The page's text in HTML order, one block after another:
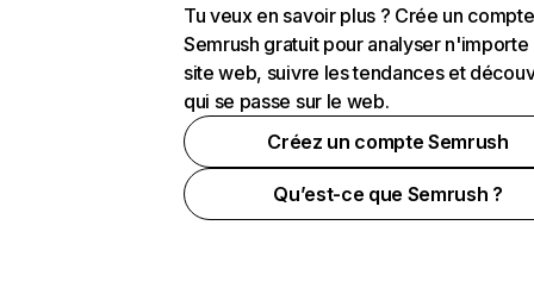
Tu veux en savoir plus ? Crée un compte
Semrush gratuit pour analyser n'importe
site web, suivre les tendances et
qui se passe sur le web.
Créez un compte Semrush
Qu’est-ce que Semrush ?